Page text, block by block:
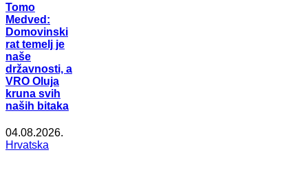
Tomo
Medved:
Domovinski
rat temelj je
naše
državnosti, a
VRO Oluja
kruna svih
naših bitaka
04.08.2026.
Hrvatska